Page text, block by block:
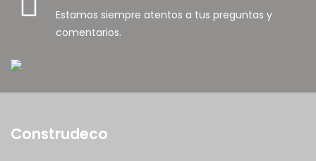
Estamos siempre atentos a tus preguntas y
comentarios.
Construdeco